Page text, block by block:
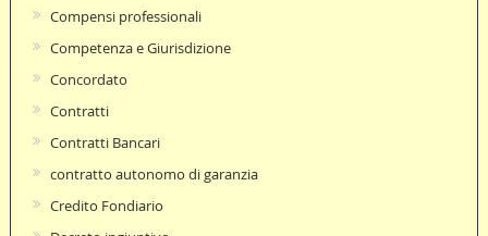
Compensi professionali
Competenza e Giurisdizione
Concordato
Contratti
Contratti Bancari
contratto autonomo di garanzia
Credito Fondiario